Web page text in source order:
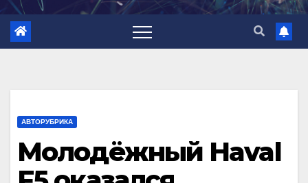
АВТОРУБРИКА
Молодёжный Haval